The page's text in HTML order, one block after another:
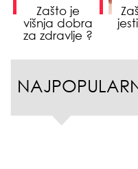
Zašto je
višnja dobra
za zdravlje ?